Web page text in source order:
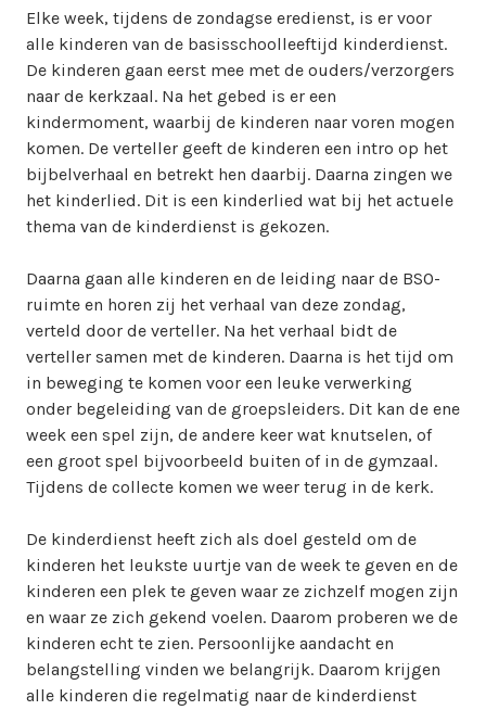
Elke week, tijdens de zondagse eredienst, is er voor
alle kinderen van de basisschoolleeftijd kinderdienst.
De kinderen gaan eerst mee met de ouders/verzorgers
naar de kerkzaal. Na het gebed is er een
kindermoment, waarbij de kinderen naar voren mogen
komen. De verteller geeft de kinderen een intro op het
bijbelverhaal en betrekt hen daarbij. Daarna zingen we
het kinderlied. Dit is een kinderlied wat bij het actuele
thema van de kinderdienst is gekozen.
Daarna gaan alle kinderen en de leiding naar de BSO-
ruimte en horen zij het verhaal van deze zondag,
verteld door de verteller. Na het verhaal bidt de
verteller samen met de kinderen. Daarna is het tijd om
in beweging te komen voor een leuke verwerking
onder begeleiding van de groepsleiders. Dit kan de ene
week een spel zijn, de andere keer wat knutselen, of
een groot spel bijvoorbeeld buiten of in de gymzaal.
Tijdens de collecte komen we weer terug in de kerk.
De kinderdienst heeft zich als doel gesteld om de
kinderen het leukste uurtje van de week te geven en de
kinderen een plek te geven waar ze zichzelf mogen zijn
en waar ze zich gekend voelen. Daarom proberen we de
kinderen echt te zien. Persoonlijke aandacht en
belangstelling vinden we belangrijk. Daarom krijgen
alle kinderen die regelmatig naar de kinderdienst